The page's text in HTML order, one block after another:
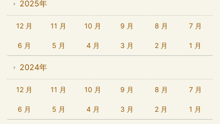
2025年
12 月 11 月 10 月 9 月 8 月 7 月
6 月 5 月 4 月 3 月 2 月 1 月
2024年
12 月 11 月 10 月 9 月 8 月 7 月
6 月 5 月 4 月 3 月 2 月 1 月